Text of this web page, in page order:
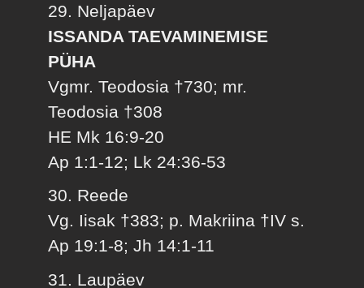
29. Neljapäev
ISSANDA TAEVAMINEMISE
PÜHA
Vgmr. Teodosia †730; mr.
Teodosia †308
HE Mk 16:9-20
Ap 1:1-12; Lk 24:36-53
30. Reede
Vg. Iisak †383; p. Makriina †IV s.
Ap 19:1-8; Jh 14:1-11
31. Laupäev